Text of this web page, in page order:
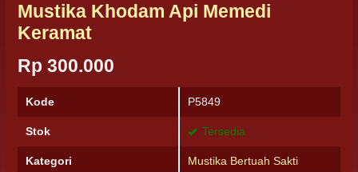
Mustika Khodam Api Memedi
Keramat
Rp 300.000
Kode P5849
Stok Tersedia
Kategori Mustika Bertuah Sakti